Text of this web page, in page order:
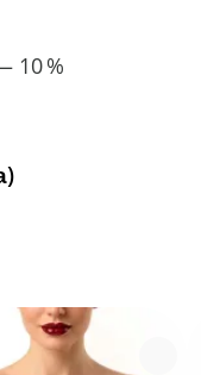
10 %